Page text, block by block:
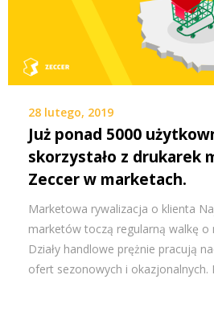
28 lutego, 2019
Już ponad 5000
skorzystało z drukarek
Zeccer w marketach.
Marketowa rywalizacja o klienta
marketów toczą regularną walkę o
Działy handlowe prężnie pracują
ofert sezonowych i okazjonalnych.